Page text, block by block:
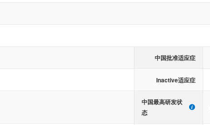
中国批准适应症
Inactive适应症
中国最高研发状
态